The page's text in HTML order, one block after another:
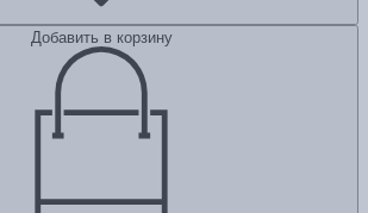
Добавить в корзину